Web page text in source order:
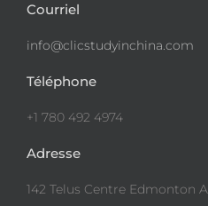
Courriel
info@clicstudyinchina.com
Téléphone
+1 780 492 4974
Adresse
142 Telus Centre Edmonton